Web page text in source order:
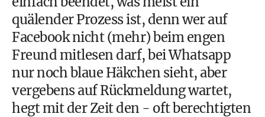
quälender Prozess ist, denn wer auf
Facebook nicht (mehr) beim engen
Freund mitlesen darf, bei Whatsapp
nur noch blaue Häkchen sieht, aber
vergebens auf Rückmeldung wartet,
hegt mit der Zeit den - oft berechtigten